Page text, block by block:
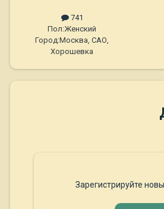
741
Пол:Женский
Город:Москва, САО,
Хорошевка
Зарегистрируйте